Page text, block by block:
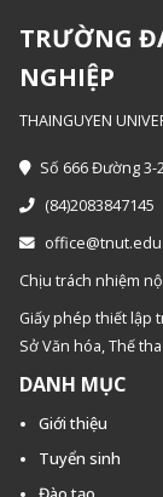
TRƯỜNG
NGHIỆP
THAINGUYEN
Số 666 Đường 3-
(84)2083847145
Chịu trách nhiệm
Giấy phép thiết lập
Sở Văn hóa, Thế
DANH MỤC
Giới thiệu
Tuyển sinh